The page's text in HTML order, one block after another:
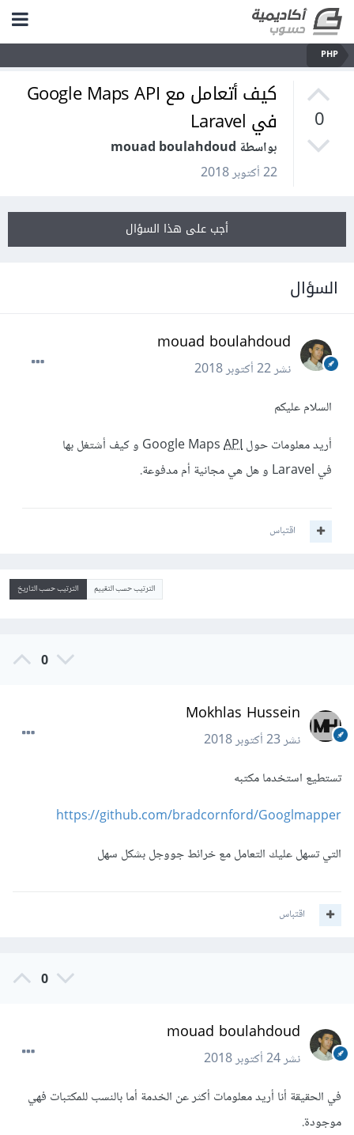
PHP
0
كيف أتعامل مع Google Maps API
في Laravel
بواسطة mouad boulahdoud
22 أكتوبر 2018
أجب على هذا السؤال
السؤال
mouad boulahdoud
نشر22 أكتوبر 2018
السلام عليكم
أريد معلومات حول Google MapsAPI
و كيف أشتغل بها
في Laravel و هل هي مجانية أم مدفوعة.
اقتباس
الترتيب حسب التقييم الترتيب حسب التاريخ
0
Mokhlas Hussein
نشر23 أكتوبر 2018
تستطيع استخدما مكتبه
https://github.com/bradcornford/Googlmapper
التي تسهل عليك التعامل مع خرائط جووجل بشكل سهل
اقتباس
0
mouad boulahdoud
نشر24 أكتوبر 2018
في الحقيقة أنا أريد معلومات أكثر عن الخدمة أما بالنسب للمكتبات فهي
موجودة.